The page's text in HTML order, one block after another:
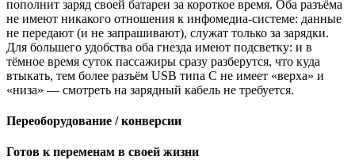
пополнит заряд своей батареи за короткое время. Оба разъёма
не имеют никакого отношения к инфомедиа-системе: данные
не передают (и не запрашивают), служат только за зарядки.
Для большего удобства оба гнезда имеют подсветку: и в
тёмное время суток пассажиры сразу разберутся, что куда
втыкать, тем более разъём USB типа C не имеет «верха» и
«низа» — смотреть на зарядный кабель не требуется.
Переоборудование / конверсии
Готов к переменам в своей жизни